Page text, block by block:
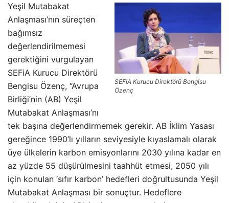
SEFiA Kurucu Direktörü Bengisu
Özenç
Yeşil Mutabakat
Anlaşması’nın süreçten
bağımsız
değerlendirilmemesi
gerektiğini vurgulayan
SEFiA Kurucu Direktörü
Bengisu Özenç, “Avrupa
Birliği’nin (AB) Yeşil
Mutabakat Anlaşması’nı
tek başına değerlendirmemek gerekir. AB İklim Yasası
gereğince 1990’lı yılların seviyesiyle kıyaslamalı olarak
üye ülkelerin karbon emisyonlarını 2030 yılına kadar en
az yüzde 55 düşürülmesini taahhüt etmesi, 2050 yılı
için konulan ‘sıfır karbon’ hedefleri doğrultusunda Yeşil
Mutabakat Anlaşması bir sonuçtur. Hedeflere